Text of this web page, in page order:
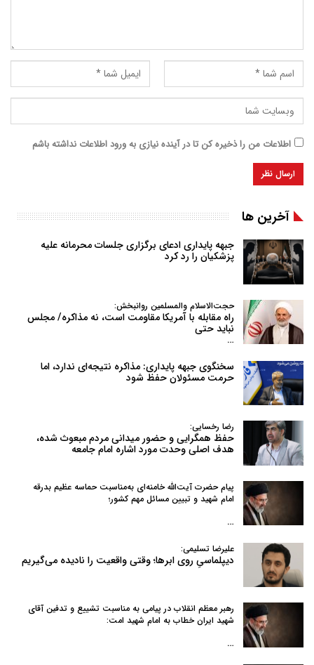
اطلاعات من را ذخیره کن تا در آینده نیازی به ورود اطلاعات نداشته باشم
آخرین ها
جبهه پایداری ادعای برگزاری جلسات محرمانه علیه
پزشکیان را رد کرد
حجت‌الاسلام والمسلمین روانبخش:
راه مقابله با آمریکا مقاومت است، نه مذاکره/ مجلس
نباید حتی
…
سخنگوی جبهه پایداری: مذاکره نتیجه‌ای ندارد، اما
حرمت مسئولان حفظ شود
رضا رخسایی:
حفظ همگرایی و حضور میدانی مردم مبعوث شده،
هدف اصلی وحدت مورد اشاره امام جامعه
پیام حضرت آیت‌الله خامنه‌ای به‌مناسبت حماسه عظیم بدرقه
امام شهید و تبیین مسائل مهم کشور؛
…
علیرضا تسلیمی:
دیپلماسیِ روی ابرها؛ وقتی واقعیت را نادیده می‌گیریم
رهبر معظم انقلاب در پیامی به‌ مناسبت تشییع و تدفین آقای
شهید ایران خطاب به امام شهید امت:
…